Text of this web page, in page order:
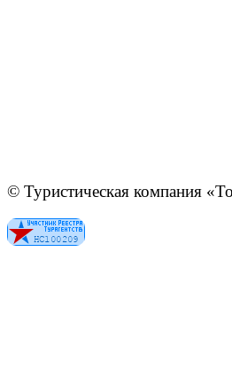
© Туристическая компания